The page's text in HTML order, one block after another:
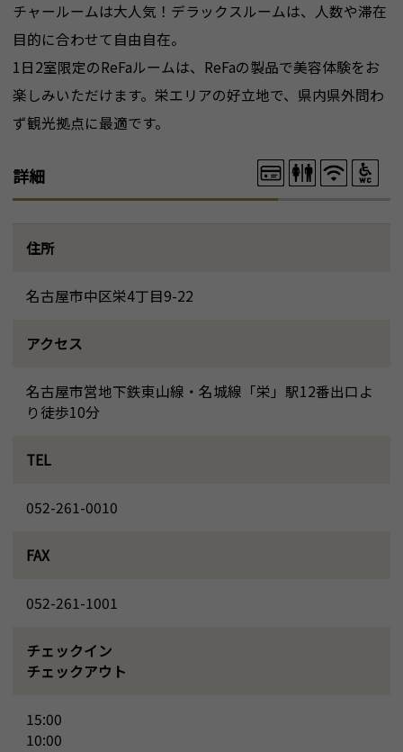
チャールームは大人気！デラックスルームは、人数や滞在
目的に合わせて自由自在。
1日2室限定のReFaルームは、ReFaの製品で美容体験をお
楽しみいただけます。栄エリアの好立地で、県内県外問わ
ず観光拠点に最適です。
詳細
住所
名古屋市中区栄4丁目9-22
アクセス
名古屋市営地下鉄東山線・名城線「栄」駅12番出口よ
り徒歩10分
TEL
052-261-0010
FAX
052-261-1001
チェックイン
チェックアウト
15:00
10:00